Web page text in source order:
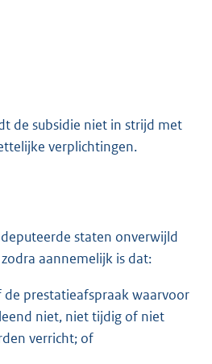
de subsidie niet in strijd met
verplichtingen.
staten onverwijld
aannemelijk is dat:
prestatieafspraak waarvoor
niet, niet tijdig of niet
verricht; of